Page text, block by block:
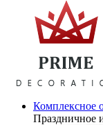
Комплексное
Праздничное